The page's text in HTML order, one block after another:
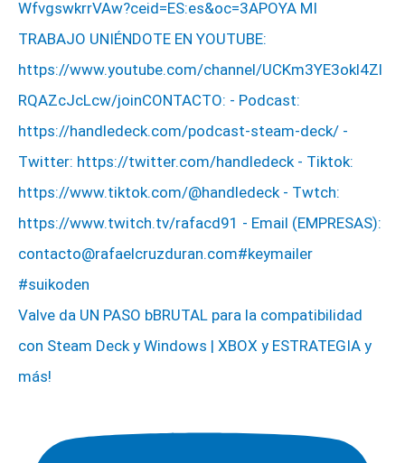
Valve da UN PASO bBRUTAL para la compatibilidad
con Steam Deck y Windows | XBOX y ESTRATEGIA y
más!